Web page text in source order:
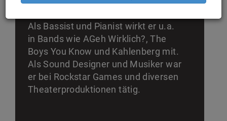
Als Bassist und Pianist wirkt er u.a.
in Bands wie AGeh Wirklich?, The
Boys You Know und Kahlenberg mit.
Als Sound Designer und Musiker war
er bei Rockstar Games und diversen
Theaterproduktionen tätig.